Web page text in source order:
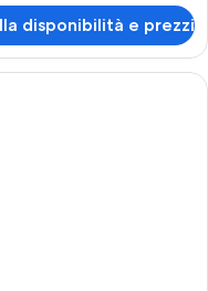
disponibilità e prezzi
da letto ben illuminata